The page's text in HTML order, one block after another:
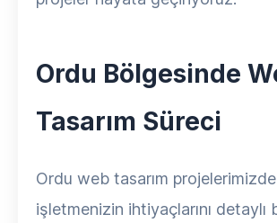
Ordu Bölgesinde
Tasarım Süreci
Ordu web tasarım
işletmenizin ihtiyaçlarını detaylı